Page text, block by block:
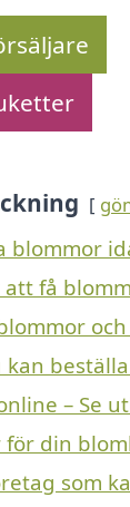
blommor
få
– Se
din
som